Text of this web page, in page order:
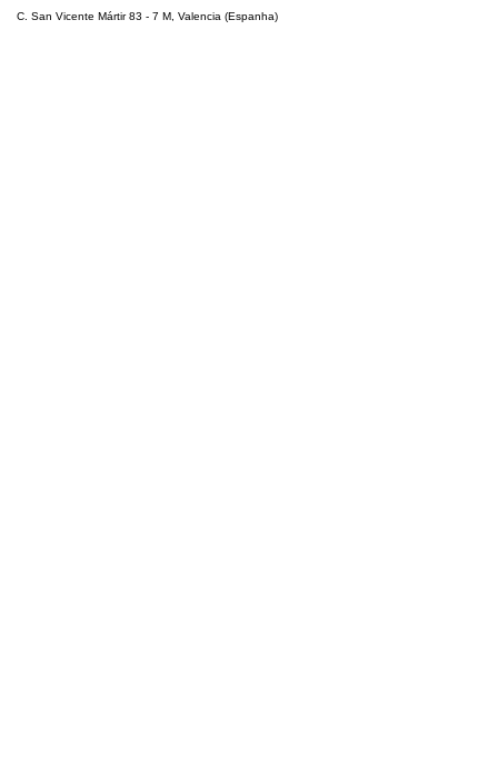
C. San Vicente Mártir 83 - 7 M, Valencia (Espanha)